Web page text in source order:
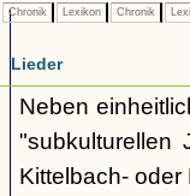
Chronik Lexikon Chronik
Lieder
Neben
"subkulturellen
Kittelbach-